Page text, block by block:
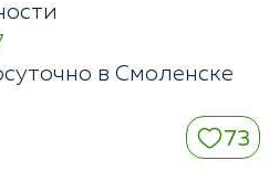
в Смоленске
73